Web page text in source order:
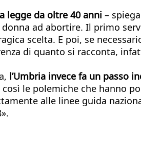
legge da oltre 40 anni –
ad abortire. Il primo
scelta. E poi, se
di quanto si racconta,
l’Umbria invece fa un passo
le polemiche che hanno
alle linee guida